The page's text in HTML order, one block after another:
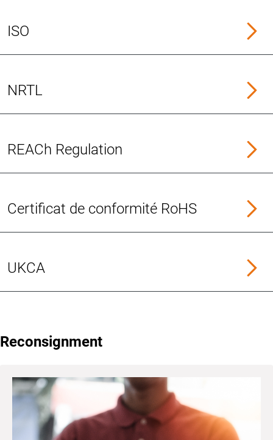
ISO
NRTL
REACh Regulation
Certificat de conformité RoHS
UKCA
Reconsignment